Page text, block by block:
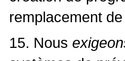
remplacement
15. Nous